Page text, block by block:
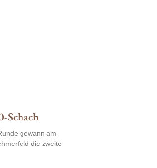
Schach
gewann am
die zweite